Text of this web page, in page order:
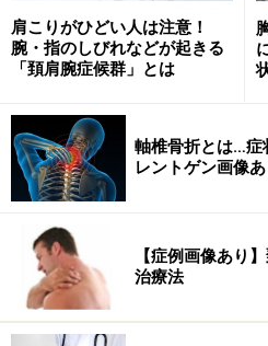
単純X線写真は放射線被爆量
その場で撮影も終了し当日説
指単純X線側面
■CT
単純X線で診断がつかない場
です。
肩こりがひどい人は注意！
腕・指のしびれなどが起きる
「頚肩腕症候群」とは
軸椎骨折とは…症
レントゲン画像あ
【症例画像あり
治療法